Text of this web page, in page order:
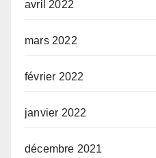
avril 2022
mars 2022
février 2022
janvier 2022
décembre 2021